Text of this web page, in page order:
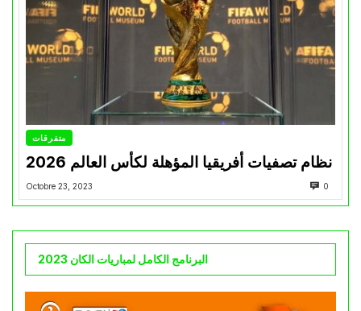
متفرقات
نظام تصفيات أفريقيا المؤهلة لكأس العالم 2026
Octobre 23, 2023 0
البرنامج الكامل لمباريات الكان 2023